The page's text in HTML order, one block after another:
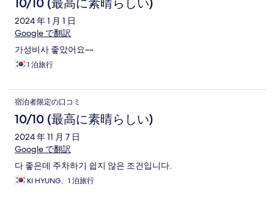
10/10 (最高に素晴らしい)
2024 年 1 月 1 日
Google で翻訳
가성비사 좋았어요~~
1 泊旅行
宿泊者限定の口コミ
10/10 (最高に素晴らしい)
2024 年 11 月 7 日
Google で翻訳
다 좋은데 주차하기 쉽지 않은 조건입니다.
KI HYUNG、1 泊旅行